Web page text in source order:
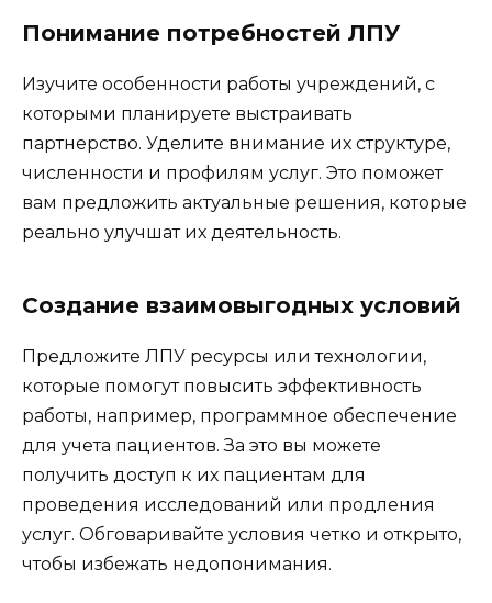
Понимание потребностей ЛПУ
Изучите особенности работы учреждений, с
которыми планируете выстраивать
партнерство. Уделите внимание их структуре,
численности и профилям услуг. Это поможет
вам предложить актуальные решения, которые
реально улучшат их деятельность.
Создание взаимовыгодных условий
Предложите ЛПУ ресурсы или технологии,
которые помогут повысить эффективность
работы, например, программное обеспечение
для учета пациентов. За это вы можете
получить доступ к их пациентам для
проведения исследований или продления
услуг. Обговаривайте условия четко и открыто,
чтобы избежать недопонимания.